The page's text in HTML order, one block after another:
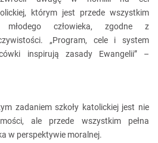
którym jest przede wszystkim
młodego człowieka, zgodne z
„Program, cele i system
inspirują zasady Ewangelii” –
zadaniem szkoły katolickiej jest nie
ale przede wszystkim pełna
w perspektywie moralnej.